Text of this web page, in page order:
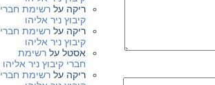
ריקה על רשימת חברי
קיבוץ ניר אליהו
ריקה על רשימת חברי
קיבוץ ניר אליהו
אסטל על רשימת
חברי קיבוץ ניר אליהו
ריקה על רשימת חברי